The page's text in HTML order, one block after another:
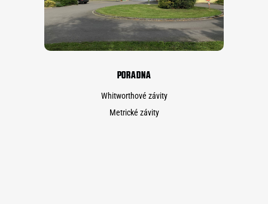
PORADNA
Whitworthové závity
Metrické závity